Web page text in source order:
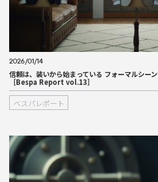
2026/01/14
信頼は、装いから始まっている フォーマルシー
［Bespa Report vol.13］
ベスパレポート